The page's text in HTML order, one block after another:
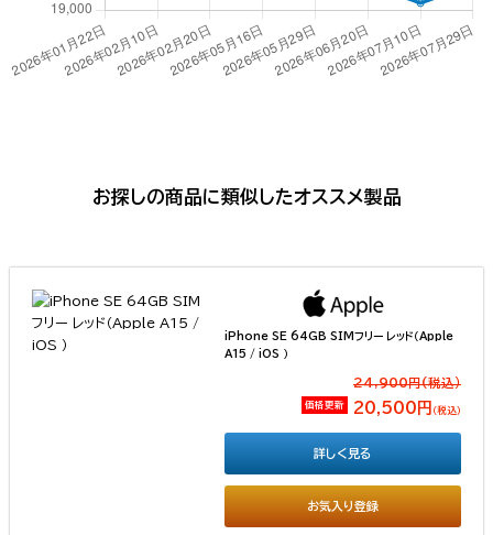
お探しの商品に類似したオススメ製品
iPhone SE 64GB SIMフリー レッド（Apple
A15 / iOS ）
24,900円(税込）
価格更新 20,500円 （税込）
お気入り登録
詳しく見る